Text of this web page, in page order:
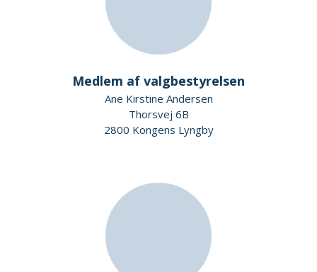
Medlem af valgbestyrelsen
Ane Kirstine Andersen
Thorsvej 6B
2800 Kongens Lyngby